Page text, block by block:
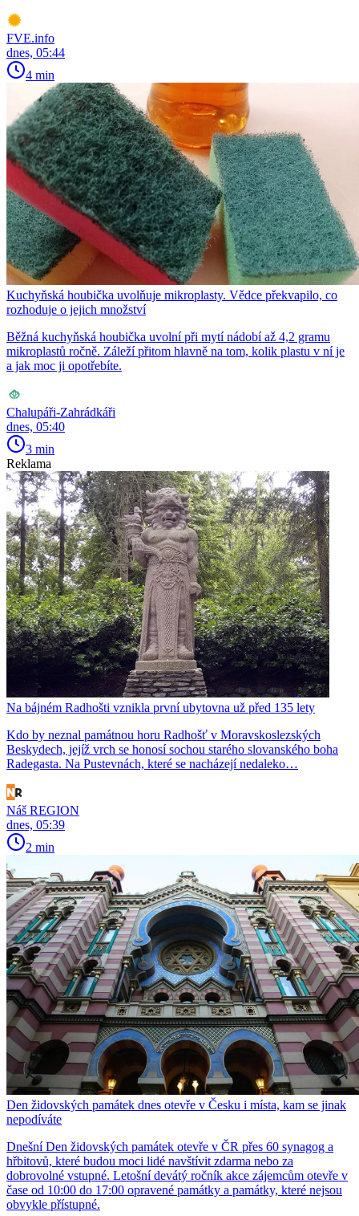
FVE.info
dnes, 05:44
4 min
Kuchyňská houbička uvolňuje mikroplasty. Vědce překvapilo, co
rozhoduje o jejich množství
Běžná kuchyňská houbička uvolní při mytí nádobí až 4,2 gramu
mikroplastů ročně. Záleží přitom hlavně na tom, kolik plastu v ní je
a jak moc ji opotřebíte.
Chalupáři-Zahrádkáři
dnes, 05:40
3 min
Reklama
Na bájném Radhošti vznikla první ubytovna už před 135 lety
Kdo by neznal památnou horu Radhošť v Moravskoslezských
Beskydech, jejíž vrch se honosí sochou starého slovanského boha
Radegasta. Na Pustevnách, které se nacházejí nedaleko…
Náš REGION
dnes, 05:39
2 min
Den židovských památek dnes otevře v Česku i místa, kam se jinak
nepodíváte
Dnešní Den židovských památek otevře v ČR přes 60 synagog a
hřbitovů, které budou moci lidé navštívit zdarma nebo za
dobrovolné vstupné. Letošní devátý ročník akce zájemcům otevře v
čase od 10:00 do 17:00 opravené památky a památky, které nejsou
obvykle přístupné.